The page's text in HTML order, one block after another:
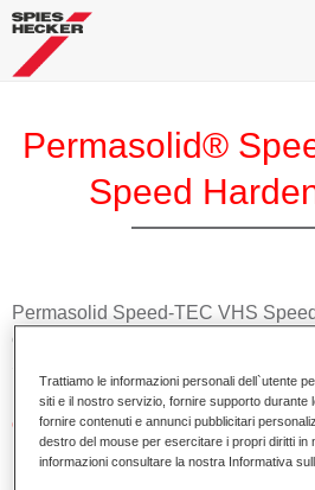
Permasolid®
Speed
Permasolid Speed-TEC VHS
catalizzatore speciale per
Caratteristiche del prodotto
Adatto per essiccazione a
Trattiamo le informazioni personali dell`utente
siti e il nostro servizio, fornire supporto durante
fornire contenuti e annunci pubblicitari
destro del mouse per esercitare i propri diritti in
informazioni consultare la nostra Informativa